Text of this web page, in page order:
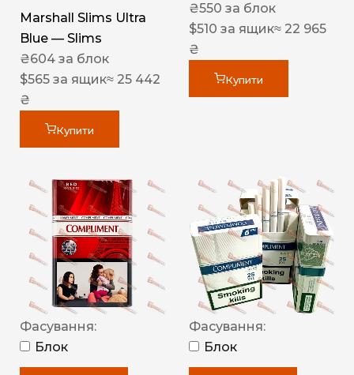
Marshall Slims Ultra
Blue — Slims
₴604 за блок
$565 за ящик≈ 25 442
₴
Купити
₴550 за блок
$510 за ящик≈ 22 965
₴
Купити
Фасування:
Блок
Фасування:
Блок